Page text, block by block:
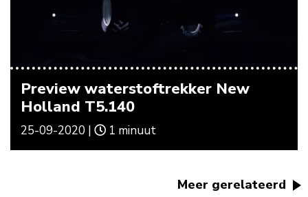
Preview waterstoftrekker New
Holland T5.140
25-09-2020 | 1 minuut
Meer gerelateerd